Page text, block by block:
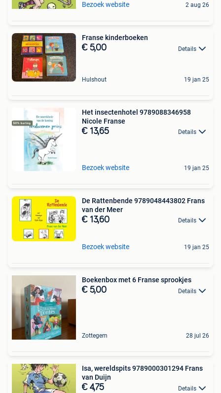
Bezoek website 2 aug 26
Franse kinderboeken
€ 5,00 Details
Hulshout 19 jan 25
Het insectenhotel 9789088346958
Nicole Franse
€ 13,65 Details
Bezoek website 19 jan 25
De Rattenbende 9789048443802 Frans
van der Meer
€ 13,60 Details
Bezoek website 19 jan 25
Boekenbox met 6 Franse sprookjes
€ 5,00 Details
Zottegem 28 jul 26
Isa, wereldspits 9789000301294 Frans
van Duijn
€ 4,75 Details